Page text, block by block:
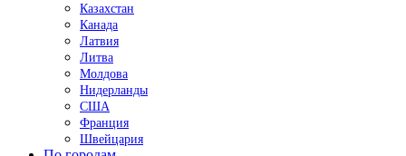
Казахстан
Канада
Латвия
Литва
Молдова
Нидерланды
США
Франция
Швейцария